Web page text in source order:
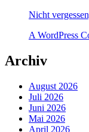
Nicht
A WordPress
Archiv
August 2026
Juli 2026
Juni 2026
Mai 2026
April 2026